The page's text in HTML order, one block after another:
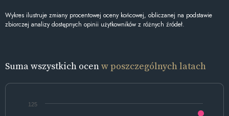
Wykres ilustruje zmiany procentowej oceny końcowej, obliczanej na podstawie
zbiorczej analizy dostępnych opinii użytkowników z różnych źródeł.
Suma wszystkich ocenw poszczególnych latach
125